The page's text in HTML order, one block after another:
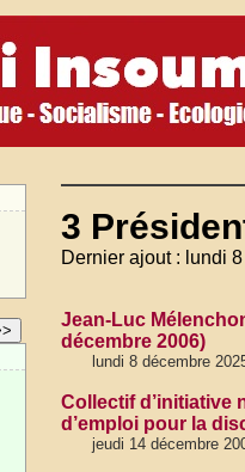
3
Dernier ajout : lundi
Jean-Luc
décembre 2006)
lundi 8 décembre
Collectif d’initiative
d’emploi pour la
jeudi 14 décembre